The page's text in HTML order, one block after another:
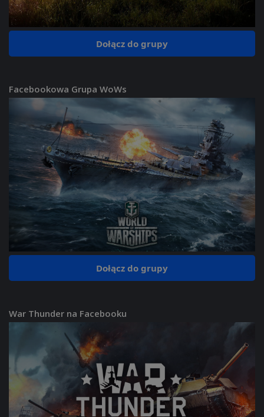
Dołącz do grupy
Facebookowa Grupa WoWs
Dołącz do grupy
War Thunder na Facebooku